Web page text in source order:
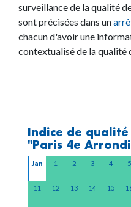
surveillance de la qualité
sont précisées dans un
chacun d'avoir une
contextualisé de la qualité
Indice de
"Paris 4e
Jan 1 2 3 4 5
11 12 13 14 15